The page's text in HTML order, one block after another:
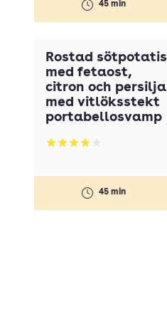
45 min
Rostad sötpotatis
med fetaost,
citron och persilja
med vitlöksstekt
portabellosvamp
Betyg: 3.87 av 5
45 min